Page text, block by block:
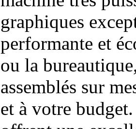
graphiques
performante et
ou la
assemblés sur
et à votre